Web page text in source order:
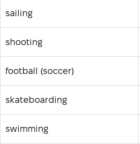
sailing
shooting
football (soccer)
skateboarding
swimming